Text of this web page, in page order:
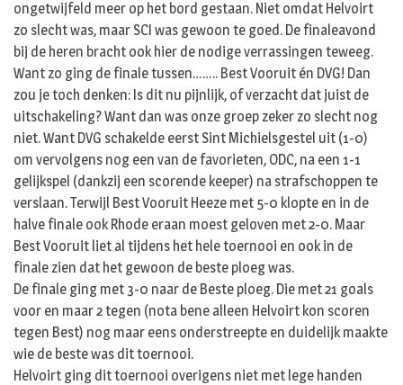
ongetwijfeld meer op het bord gestaan. Niet omdat Helvoirt
zo slecht was, maar SCI was gewoon te goed. De finaleavond
bij de heren bracht ook hier de nodige verrassingen teweeg.
Want zo ging de finale tussen…….. Best Vooruit én DVG! Dan
zou je toch denken: Is dit nu pijnlijk, of verzacht dat juist de
uitschakeling? Want dan was onze groep zeker zo slecht nog
niet. Want DVG schakelde eerst Sint Michielsgestel uit (1-0)
om vervolgens nog een van de favorieten, ODC, na een 1-1
gelijkspel (dankzij een scorende keeper) na strafschoppen te
verslaan. Terwijl Best Vooruit Heeze met 5-0 klopte en in de
halve finale ook Rhode eraan moest geloven met 2-0. Maar
Best Vooruit liet al tijdens het hele toernooi en ook in de
finale zien dat het gewoon de beste ploeg was.
De finale ging met 3-0 naar de Beste ploeg. Die met 21 goals
voor en maar 2 tegen (nota bene alleen Helvoirt kon scoren
tegen Best) nog maar eens onderstreepte en duidelijk maakte
wie de beste was dit toernooi.
Helvoirt ging dit toernooi overigens niet met lege handen